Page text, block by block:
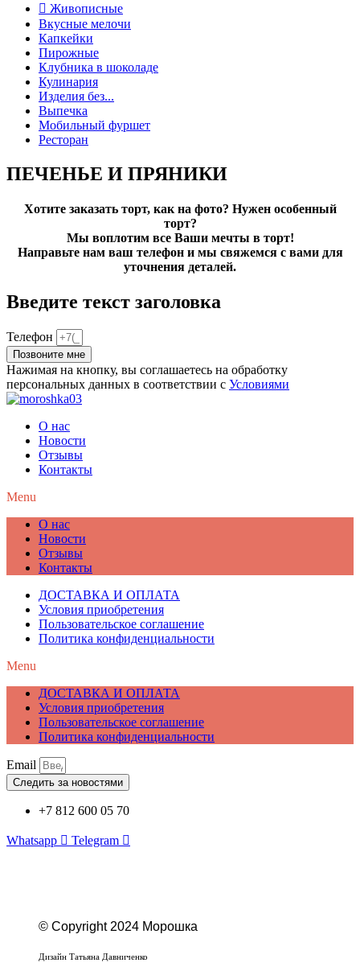
Живописные
Вкусные мелочи
Капкейки
Пирожные
Клубника в шоколаде
Кулинария
Изделия без...
Выпечка
Мобильный фуршет
Ресторан
ПЕЧЕНЬЕ И ПРЯНИКИ
Хотите заказать торт, как на фото? Нужен особенный
торт?
Мы воплотим все Ваши мечты в торт!
Направьте нам ваш телефон и мы свяжемся с вами для
уточнения деталей.
Введите текст заголовка
Телефон
Позвоните мне
Нажимая на кнопку, вы соглашаетесь на обработку
персональных данных в соответствии с Условиями
О нас
Новости
Отзывы
Контакты
Menu
О нас
Новости
Отзывы
Контакты
ДОСТАВКА И ОПЛАТА
Условия приобретения
Пользовательское соглашение
Политика конфиденциальности
Menu
ДОСТАВКА И ОПЛАТА
Условия приобретения
Пользовательское соглашение
Политика конфиденциальности
Email
Следить за новостями
+7 812 600 05 70
Whatsapp Telegram
© Copyright 2024 Морошка
Дизайн Татьяна Давниченко